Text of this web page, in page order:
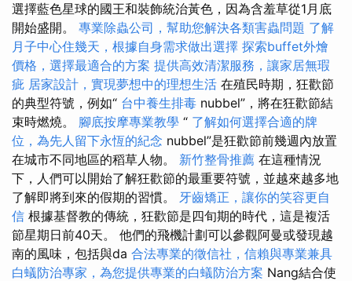
選擇藍色星球的國王和裝飾統治黃色，因為含羞草從1月底
開始盛開。 專業除蟲公司，幫助您解決各類害蟲問題 了解
月子中心住幾天，根據自身需求做出選擇 探索buffet外燴
價格，選擇最適合的方案 提供高效清潔服務，讓家居無瑕
疵 居家設計，實現夢想中的理想生活 在殖民時期，狂歡節
的典型符號，例如“ 台中養生排毒 nubbel”，將在狂歡節結
束時燃燒。 腳底按摩專業教學 “ 了解如何選擇合適的牌
位，為先人留下永恆的紀念 nubbel”是狂歡節前幾週內放置
在城市不同地區的稻草人物。 新竹整骨推薦 在這種情況
下，人們可以開始了解狂歡節的最重要符號，並越來越多地
了解即將到來的假期的習慣。 牙齒矯正，讓你的笑容更自
信 根據基督教的傳統，狂歡節是四旬期的時代，這是複活
節星期日前40天。 他們的飛機計劃可以參觀阿曼或發現越
南的風味，包括與da 合法專業的徵信社，信賴與專業兼具
白蟻防治專家，為您提供專業的白蟻防治方案 Nang結合使